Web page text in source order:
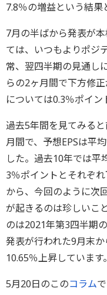
7.8％の増益という結果
7月の半ばから発表が
ては、いつもよりポジ
常、翌四半期の見通し
らの2ヶ月間で下方修
については0.3％ポイン
過去5年間を見てみる
月間で、予想EPSは平
した。過去10年では平
3％ポイントとそれぞ
から、今回のように次
が起きるのは珍しいこ
のは2021年第3四半期
発表が行われた9月末
10.65％上昇しています。
5月20日のこのコラム